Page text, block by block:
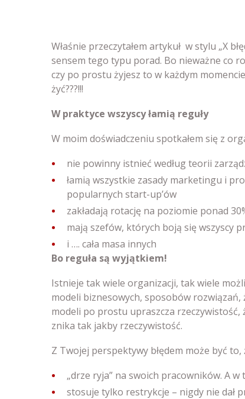
Właśnie przeczytałem artykuł w stylu „X
sensem tego typu porad. Bo nieważne co
czy po prostu żyjesz to w każdym
żyć???!!!
W praktyce wszyscy łamią reguły
W moim doświadczeniu spotkałem się z
nie powinny istnieć według teorii
łamią wszystkie zasady marketingu i
popularnych start-up’ów
zakładają rotację na poziomie ponad
mają szefów, których boją się wszyscy
i …. cała masa innych
Bo reguła są wyjątkiem!
Istnieje tak wiele organizacji, tak wiele
modeli biznesowych, sposobów rozwiązań,
modeli po prostu upraszcza rzeczywistość,
znika tak jakby rzeczywistość.
Z Twojej perspektywy błędem może być to,
„drze ryja” na swoich pracowników. A
stosuje tylko restrykcje – nigdy nie dał